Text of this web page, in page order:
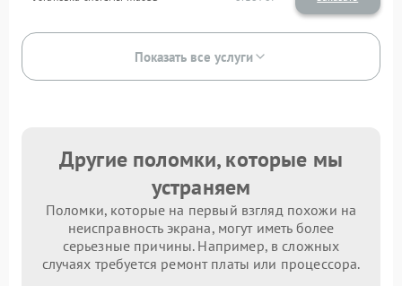
Показать все услуги
Другие поломки, которые мы
устраняем
Поломки, которые на первый взгляд похожи на
неисправность экрана, могут иметь более
серьезные причины. Например, в сложных
случаях требуется ремонт платы или процессора.